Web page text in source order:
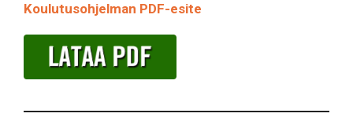
Koulutusohjelman PDF-esite